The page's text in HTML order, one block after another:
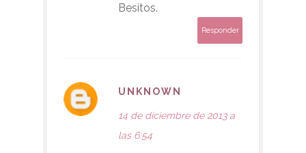
Besitos.
Responder
UNKNOWN
14 de diciembre de 2013 a
las 6:54